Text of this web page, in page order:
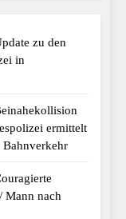
zu den
in
ermittelt
Mann nach